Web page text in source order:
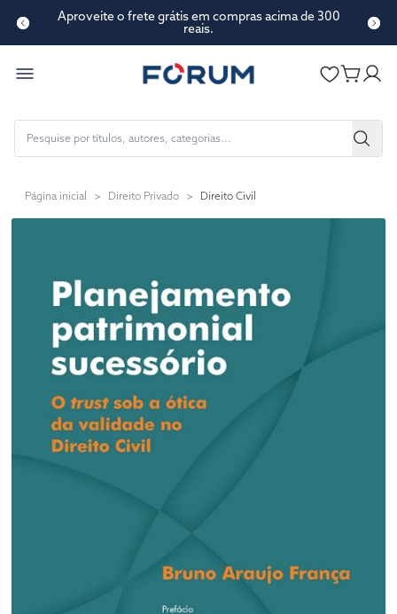
Aproveite o frete grátis em compras acima de 300
reais.
Página inicial > Direito Privado > Direito Civil